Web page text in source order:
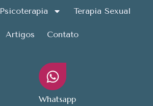
Psicoterapia Terapia Sexual
Artigos Contato
Whatsapp